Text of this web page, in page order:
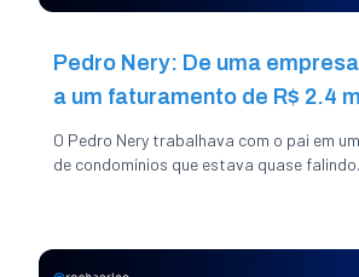
Pedro Nery: De uma
a um faturamento de R$ 2.4
O Pedro Nery trabalhava com o pai em
de condomínios que estava quase falindo.